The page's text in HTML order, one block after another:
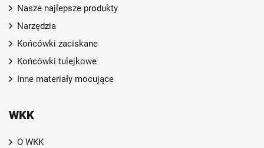
Nasze najlepsze produkty
Narzędzia
Końcówki zaciskane
Końcówki tulejkowe
Inne materiały mocujące
WKK
O WKK